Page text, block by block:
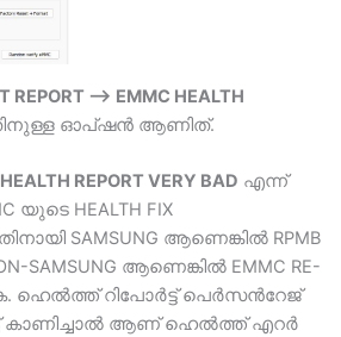
REPORT –> EMMC HEALTH
ഓപ്ഷന്‍ ആണിത്.
HEALTH REPORT VERY BAD എന്ന്
യുടെ HEALTH FIX
SAMSUNG ആണെങ്കില്‍ RPMB
ആണെങ്കില്‍ EMMC RE-
ഹെൽത്ത് റിപോർട്ട് പെർസൻറേജ്
കാണിച്ചാൽ ആണ് ഹെൽത്ത് എറർ